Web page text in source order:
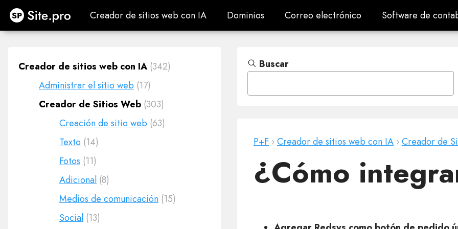
Site.pro Creador de sitios web con IA
Creador de sitios web con IA Dominios
Dominios Correo electrónico
Correo electrónico Software de
Software de
Creador de sitios web con IA (342)
Administrar el sitio web (17)
Creador de Sitios Web (303)
Creación de sitio web (63)
Texto (14)
Fotos (11)
Adicional (8)
Medios de comunicación (15)
Social (13)
Buscar
P+F ›Creador de sitios web con IA ›Creador de
¿Cómo